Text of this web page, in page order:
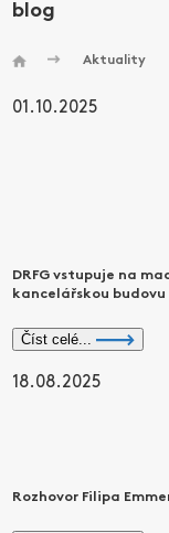
blog
Aktuality
01.10.2025
DRFG vstupuje na
kancelářskou
Číst celé...
18.08.2025
Rozhovor Filipa